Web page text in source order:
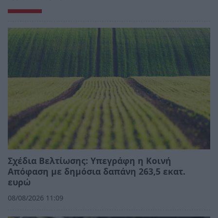
Σχέδια Βελτίωσης: Υπεγράφη η Κοινή
Απόφαση με δημόσια δαπάνη 263,5 εκατ.
ευρώ
08/08/2026 11:09